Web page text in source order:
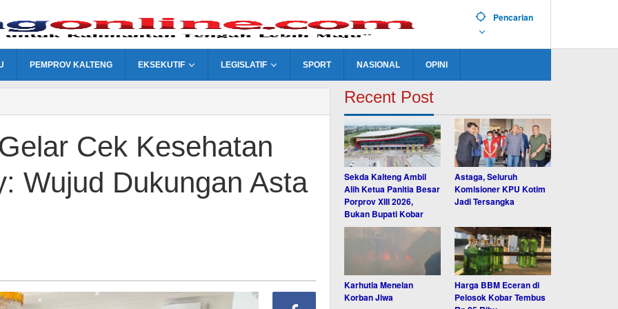
Pencarian
PEMPROV KALTENG EKSEKUTIF LEGISLATIF SPORT NASIONAL OPINI
Cek Kesehatan
Wujud Dukungan Asta
Recent Post
Sekda Kalteng Ambil
Alih Ketua Panitia Besar
Porprov XIII 2026,
Bukan Bupati Kobar
Astaga, Seluruh
Komisioner KPU Kotim
Jadi Tersangka
Karhutla Menelan
Korban Jiwa
Harga BBM Eceran di
Pelosok Kobar Tembus